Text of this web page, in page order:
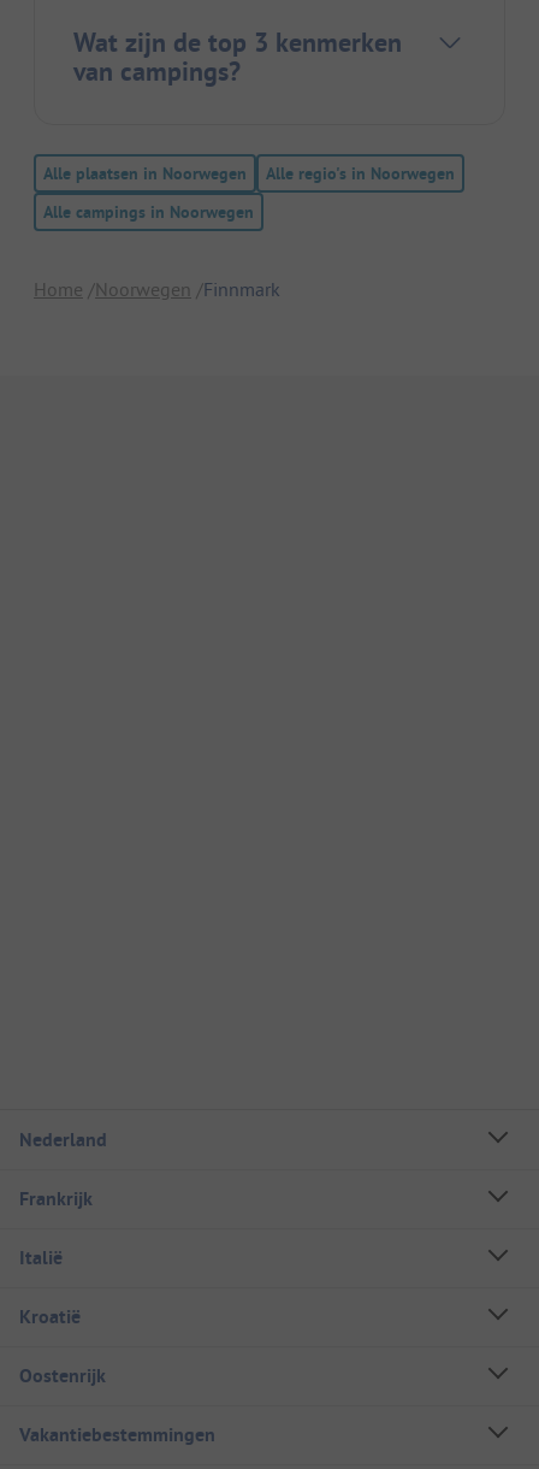
Wat zijn de top 3 kenmerken
van campings?
Alle plaatsen in Noorwegen
Alle regio's in Noorwegen
Alle campings in Noorwegen
Home Noorwegen Finnmark
Nederland
Frankrijk
Italië
Kroatië
Oostenrijk
Vakantiebestemmingen